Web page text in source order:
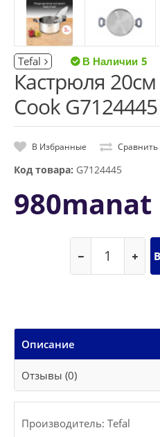
Tefal 5
Кастрюля
Cook G7124445
В Избранные Сравнить
Код товара: G7124445
980manat
Описание
Отзывы (0)
Производитель: Tefal